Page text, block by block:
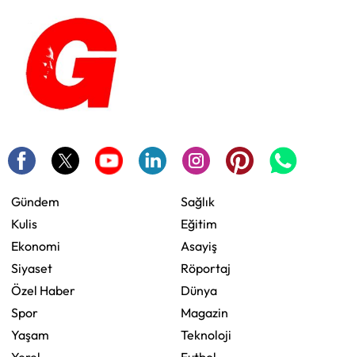
Gündem
Kulis
Ekonomi
Siyaset
Özel Haber
Spor
Yaşam
Sağlık
Eğitim
Asayiş
Röportaj
Dünya
Magazin
Teknoloji